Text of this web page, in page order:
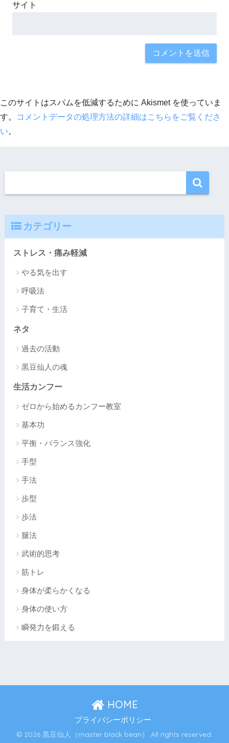
サイト
このサイトはスパムを低減するために Akismet を使っていま
す。
コメントデータの処理方法の詳細はこちらをご覧くださ
い。
カテゴリー
ストレス・痛み軽減
やる気を出す
呼吸法
子育て・生活
ネタ
過去の活動
黒豆仙人の魂
生活カンフー
ゼロから始めるカンフー教室
基本功
平衡・バランス強化
手型
手法
歩型
歩法
腿法
武術的思考
筋トレ
身体が柔らかくなる
身体の使い方
瞬発力を鍛える
HOME
プライバシーポリシー
© 2026 黒豆仙人（master black bean） All rights reserved.